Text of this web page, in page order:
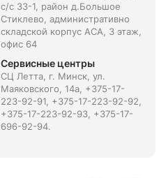
с/с 33-1, район д.Большое
Стиклево, административно
складской корпус АСА, 3 этаж,
офис 64
Сервисные центры
СЦ Летта, г. Минск, ул.
Маяковского, 14а, +375-17-
223-92-91, +375-17-223-92-92,
+375-17-223-92-93, +375-17-
696-92-94.